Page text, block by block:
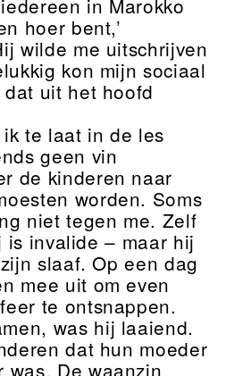
in Marokko
hoer bent,’
wilde me uitschrijven
kon mijn sociaal
uit het hoofd
ik te laat in de les
geen vin
de kinderen naar
worden. Soms
niet tegen me. Zelf
invalide – maar hij
slaaf. Op een dag
mee uit om even
te ontsnappen.
was hij laaiend.
dat hun moeder
was. De waanzin